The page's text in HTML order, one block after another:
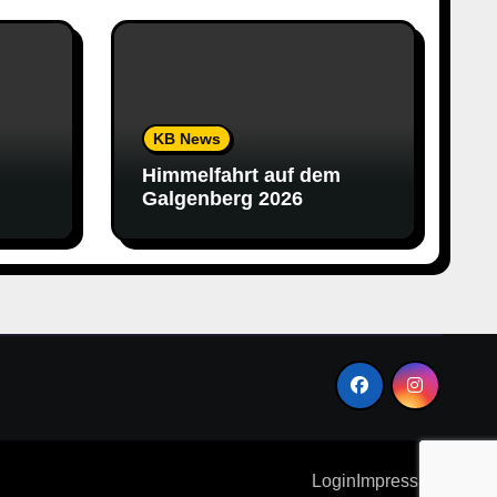
KB News
Himmelfahrt auf dem
Galgenberg 2026
Login Impressum